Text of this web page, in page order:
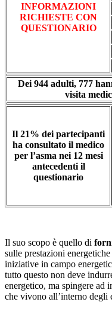
INFORMAZIONI
RICHIESTE CON
QUESTIONARIO
Dei 944 adulti, 777
visita
Il 21% dei partecipanti
ha consultato il medico
per l’asma nei 12 mesi
antecedenti il
questionario
Il suo scopo è quello di
sulle prestazioni
iniziative in campo
tutto questo non deve
energetico, ma spingere ad
che vivono all’interno degli